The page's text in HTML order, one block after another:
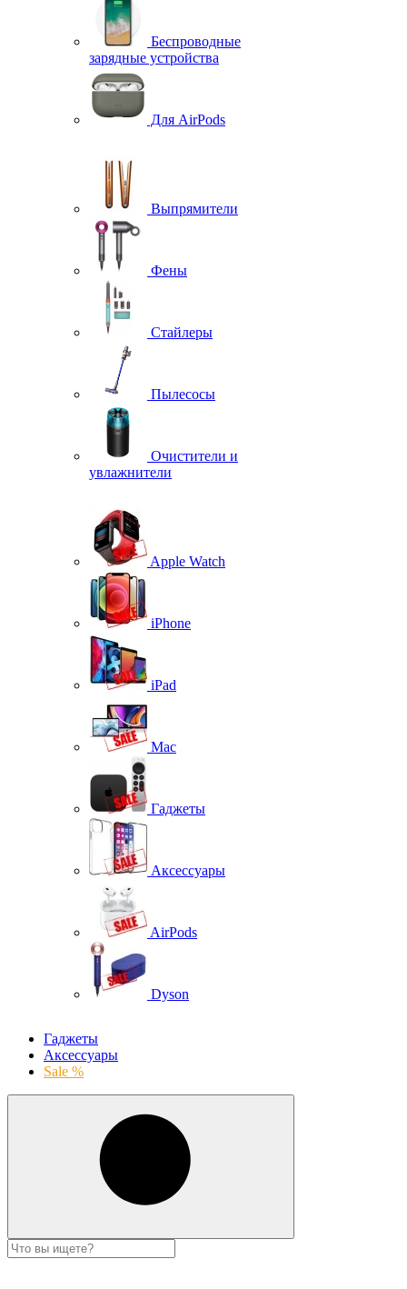
Беспроводные
зарядные устройства
Для AirPods
Выпрямители
Фены
Стайлеры
Пылесосы
Очистители и
увлажнители
Apple Watch
iPhone
iPad
Mac
Гаджеты
Аксессуары
AirPods
Dyson
Гаджеты
Аксессуары
Sale %